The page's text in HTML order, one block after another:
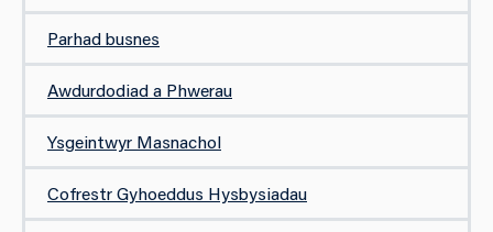
Parhad busnes
Awdurdodiad a Phwerau
Ysgeintwyr Masnachol
Cofrestr Gyhoeddus Hysbysiadau